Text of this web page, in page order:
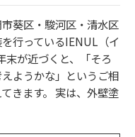
葵区・駿河区・清水区
行っているIENUL（イ
末が近づくと、「そろ
ようかな」というご相
きます。 実は、外壁塗